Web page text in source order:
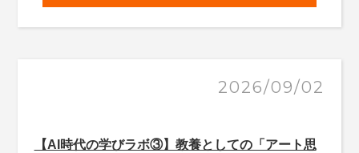
2026/09/02
【AI時代の学びラボ③】教養としての「アート思